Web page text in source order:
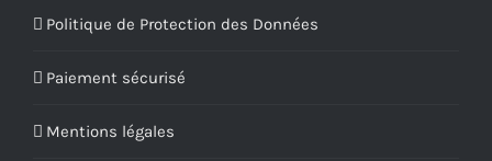
Politique de Protection des Données
Paiement sécurisé
Mentions légales